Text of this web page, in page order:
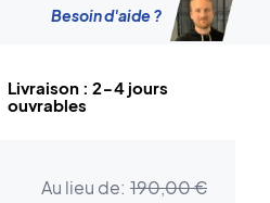
Besoin d'aide ?
Livraison : 2-4 jours
ouvrables
Au lieu de: 190,00 €